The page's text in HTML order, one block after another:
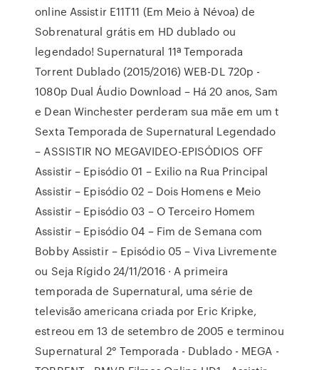
online Assistir E11T11 (Em Meio à Névoa) de
Sobrenatural grátis em HD dublado ou
legendado! Supernatural 11ª Temporada
Torrent Dublado (2015/2016) WEB-DL 720p -
1080p Dual Áudio Download – Há 20 anos, Sam
e Dean Winchester perderam sua mãe em um t
Sexta Temporada de Supernatural Legendado
– ASSISTIR NO MEGAVIDEO-EPISÓDIOS OFF
Assistir – Episódio 01 – Exilio na Rua Principal
Assistir – Episódio 02 – Dois Homens e Meio
Assistir – Episódio 03 – O Terceiro Homem
Assistir – Episódio 04 – Fim de Semana com
Bobby Assistir – Episódio 05 – Viva Livremente
ou Seja Rígido 24/11/2016 · A primeira
temporada de Supernatural, uma série de
televisão americana criada por Eric Kripke,
estreou em 13 de setembro de 2005 e terminou
Supernatural 2° Temporada - Dublado - MEGA -